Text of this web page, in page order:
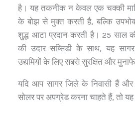
है। यह तकनीक न केवल एक चक्की
के बोझ से मुक्त करती है, बल्कि
शुद्ध आटा प्रदान करती है। 25 साल
की उदार सब्सिडी के साथ, यह
उद्यमियों के लिए सबसे सुरक्षित और
यदि आप सागर जिले के निवासी हैं और
सोलर पर अपग्रेड करना चाहते हैं, तो